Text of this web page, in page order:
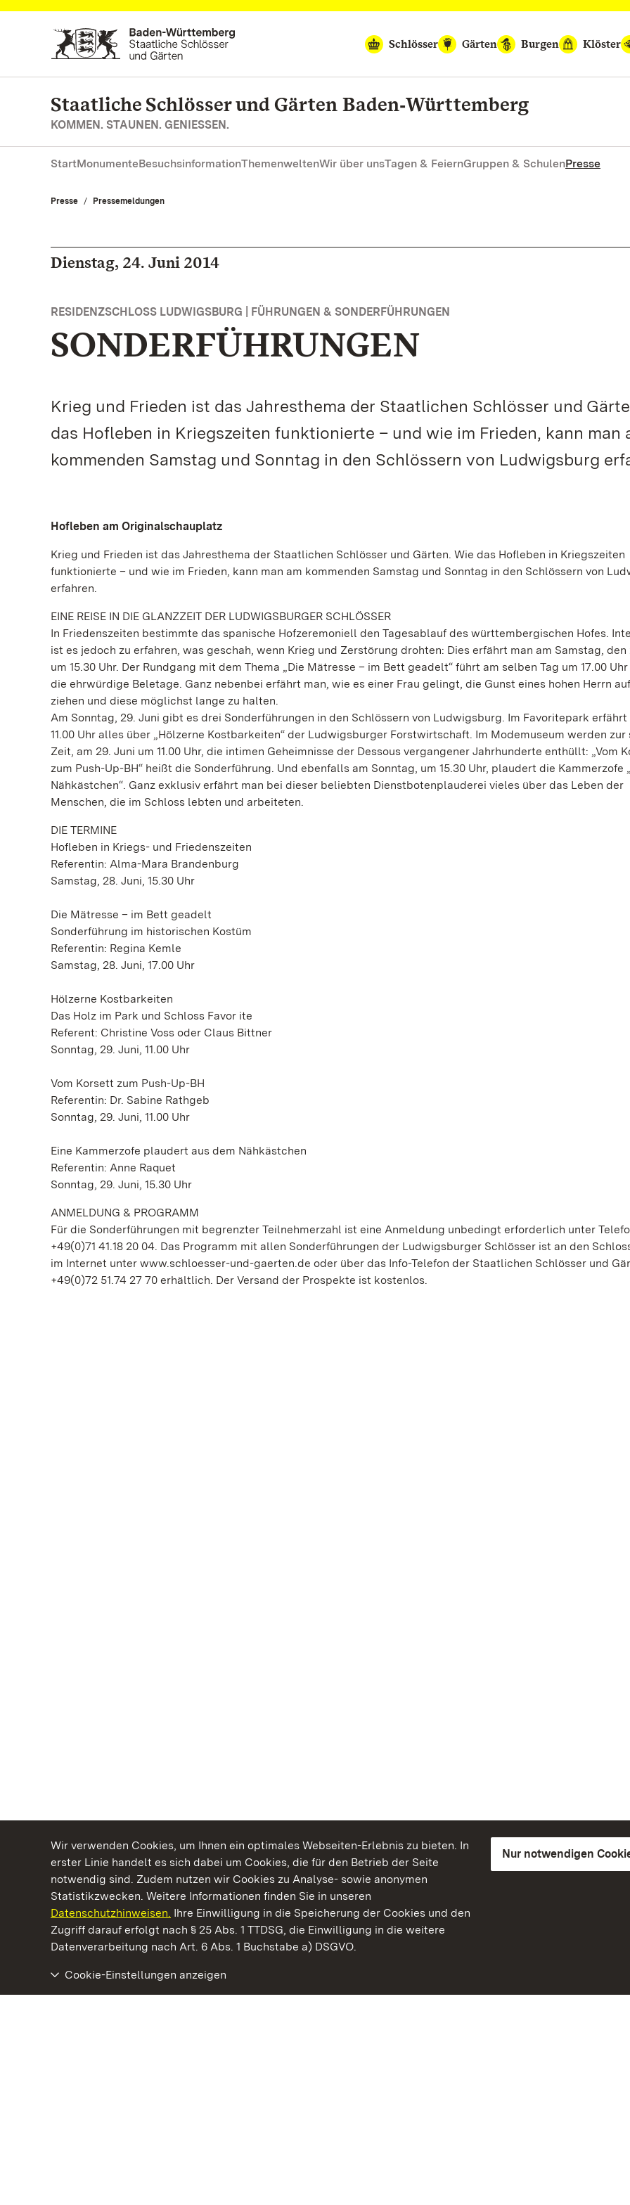
Wir verwenden Cookies, um Ihnen ein optimales Webseiten-Erlebnis zu bieten. In
erster Linie handelt es sich dabei um Cookies, die für den Betrieb der Seite
notwendig sind. Zudem nutzen wir Cookies zu Analyse- sowie anonymen
Statistikzwecken. Weitere Informationen finden Sie in unseren
Datenschutzhinweisen. Ihre Einwilligung in die Speicherung der Cookies und den
Zugriff darauf erfolgt nach § 25 Abs. 1 TTDSG, die Einwilligung in die weitere
Datenverarbeitung nach Art. 6 Abs. 1 Buchstabe a) DSGVO.
Nur notwendigen
Cookie-Einstellungen anzeigen
Zum Hauptinhalt springen
Schlösser
Gärten Burgen Klöster
Staatliche Schlösser und Gärten Baden‑Württemberg
KOMMEN. STAUNEN. GENIESSEN.
StartMonumenteBesuchsinformationThemenweltenWir über unsTagen & FeiernGruppen & SchulenPresse
Presse Pressemeldungen
Dienstag, 24. Juni 2014
RESIDENZSCHLOSS LUDWIGSBURG | FÜHRUNGEN & SONDERFÜHRUNGEN
SONDERFÜHRUNGEN
Krieg und Frieden ist das Jahresthema der Staatlichen Schlösser und
das Hofleben in Kriegszeiten funktionierte – und wie im Frieden, kann man
kommenden Samstag und Sonntag in den Schlössern von Ludwigsburg
Hofleben am Originalschauplatz
Krieg und Frieden ist das Jahresthema der Staatlichen Schlösser und Gärten. Wie das Hofleben in Kriegszeiten
funktionierte – und wie im Frieden, kann man am kommenden Samstag und Sonntag in den Schlössern von
erfahren.
EINE REISE IN DIE GLANZZEIT DER LUDWIGSBURGER SCHLÖSSER
In Friedenszeiten bestimmte das spanische Hofzeremoniell den Tagesablauf des württembergischen Hofes.
ist es jedoch zu erfahren, was geschah, wenn Krieg und Zerstörung drohten: Dies erfährt man am Samstag, den
um 15.30 Uhr. Der Rundgang mit dem Thema „Die Mätresse – im Bett geadelt“ führt am selben Tag um 17.00
die ehrwürdige Beletage. Ganz nebenbei erfährt man, wie es einer Frau gelingt, die Gunst eines hohen Herrn
ziehen und diese möglichst lange zu halten.
Am Sonntag, 29. Juni gibt es drei Sonderführungen in den Schlössern von Ludwigsburg. Im Favoritepark erfährt
11.00 Uhr alles über „Hölzerne Kostbarkeiten“ der Ludwigsburger Forstwirtschaft. Im Modemuseum werden zur
Zeit, am 29. Juni um 11.00 Uhr, die intimen Geheimnisse der Dessous vergangener Jahrhunderte enthüllt: „Vom
zum Push-Up-BH“ heißt die Sonderführung. Und ebenfalls am Sonntag, um 15.30 Uhr, plaudert die Kammerzofe
Nähkästchen“. Ganz exklusiv erfährt man bei dieser beliebten Dienstbotenplauderei vieles über das Leben der
Menschen, die im Schloss lebten und arbeiteten.
DIE TERMINE
Hofleben in Kriegs- und Friedenszeiten
Referentin: Alma-Mara Brandenburg
Samstag, 28. Juni, 15.30 Uhr
Die Mätresse – im Bett geadelt
Sonderführung im historischen Kostüm
Referentin: Regina Kemle
Samstag, 28. Juni, 17.00 Uhr
Hölzerne Kostbarkeiten
Das Holz im Park und Schloss Favor ite
Referent: Christine Voss oder Claus Bittner
Sonntag, 29. Juni, 11.00 Uhr
Vom Korsett zum Push-Up-BH
Referentin: Dr. Sabine Rathgeb
Sonntag, 29. Juni, 11.00 Uhr
Eine Kammerzofe plaudert aus dem Nähkästchen
Referentin: Anne Raquet
Sonntag, 29. Juni, 15.30 Uhr
ANMELDUNG & PROGRAMM
Für die Sonderführungen mit begrenzter Teilnehmerzahl ist eine Anmeldung unbedingt erforderlich unter
+49(0)71 41.18 20 04. Das Programm mit allen Sonderführungen der Ludwigsburger Schlösser ist an den
im Internet unter www.schloesser-und-gaerten.de oder über das Info-Telefon der Staatlichen Schlösser und
+49(0)72 51.74 27 70 erhältlich. Der Versand der Prospekte ist kostenlos.
Kommen. Staunen. Genießen.